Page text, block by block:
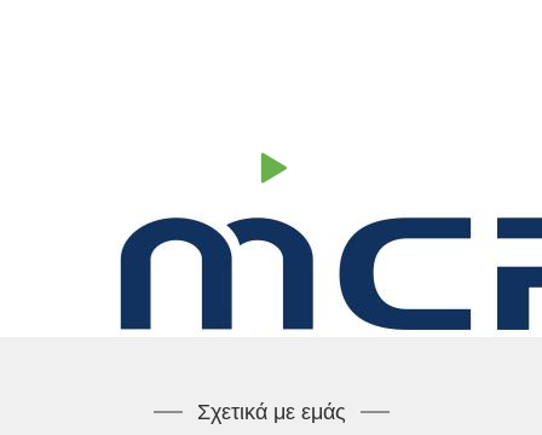
Σχετικά με εμάς